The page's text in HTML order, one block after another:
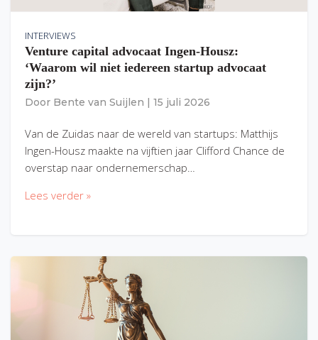
INTERVIEWS
Venture capital advocaat Ingen-Housz:
‘Waarom wil niet iedereen startup advocaat
zijn?’
Door Bente van Suijlen 15 juli 2026
Van de Zuidas naar de wereld van startups: Matthijs
Ingen-Housz maakte na vijftien jaar Clifford Chance de
overstap naar ondernemerschap…
Lees verder »